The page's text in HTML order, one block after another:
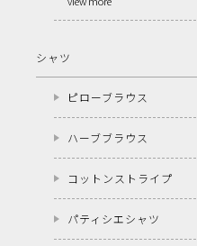
シャツ
ピローブラウス
ハーブブラウス
コットンストライプ
パティシエシャツ